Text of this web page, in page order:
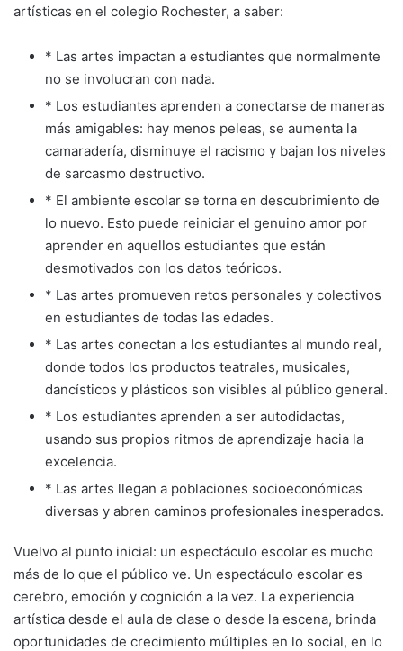
artísticas en el colegio Rochester, a saber:
* Las artes impactan a estudiantes que normalmente
no se involucran con nada.
* Los estudiantes aprenden a conectarse de maneras
más amigables: hay menos peleas, se aumenta la
camaradería, disminuye el racismo y bajan los niveles
de sarcasmo destructivo.
* El ambiente escolar se torna en descubrimiento de
lo nuevo. Esto puede reiniciar el genuino amor por
aprender en aquellos estudiantes que están
desmotivados con los datos teóricos.
* Las artes promueven retos personales y colectivos
en estudiantes de todas las edades.
* Las artes conectan a los estudiantes al mundo real,
donde todos los productos teatrales, musicales,
dancísticos y plásticos son visibles al público general.
* Los estudiantes aprenden a ser autodidactas,
usando sus propios ritmos de aprendizaje hacia la
excelencia.
* Las artes llegan a poblaciones socioeconómicas
diversas y abren caminos profesionales inesperados.
Vuelvo al punto inicial: un espectáculo escolar es mucho
más de lo que el público ve. Un espectáculo escolar es
cerebro, emoción y cognición a la vez. La experiencia
artística desde el aula de clase o desde la escena, brinda
oportunidades de crecimiento múltiples en lo social, en lo